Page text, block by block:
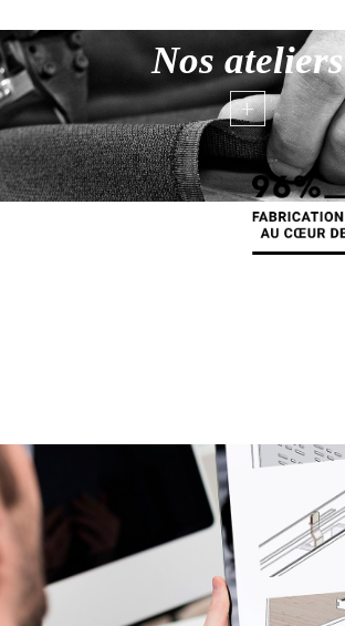
Nos ateliers
+